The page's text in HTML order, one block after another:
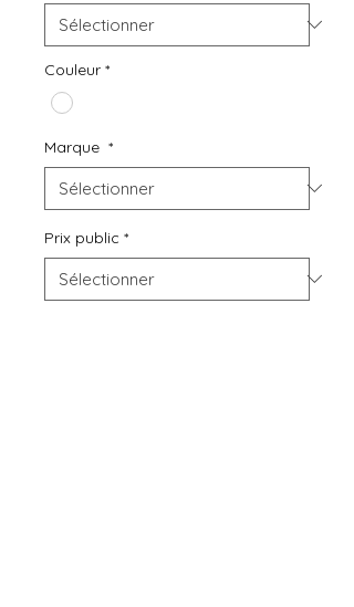
Couleur *
Marque *
Prix public *